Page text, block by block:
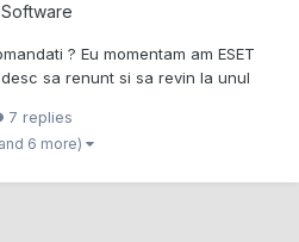
Software
? Eu momentam am ESET
sa renunt si sa revin la unul
ului si am renuntat la el), AVG
de net si a...
7 replies
6 more)